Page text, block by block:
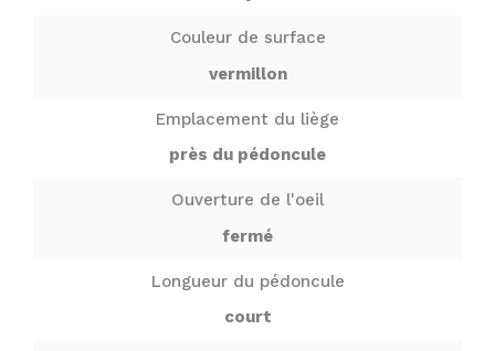
Couleur de surface
vermillon
Emplacement du liège
près du pédoncule
Ouverture de l'oeil
fermé
Longueur du pédoncule
court